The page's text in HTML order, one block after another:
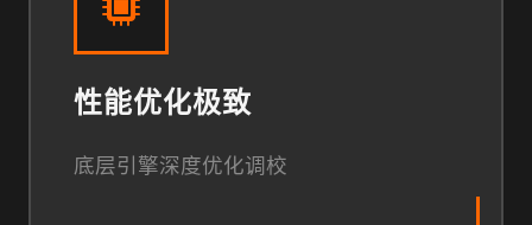
性能优化极致
底层引擎深度优化调校